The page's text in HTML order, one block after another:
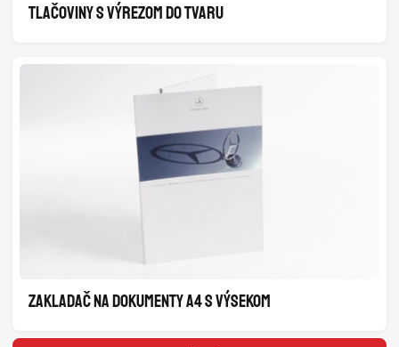
TLAČOVINY S VÝREZOM DO TVARU
ZAKLADAČ NA DOKUMENTY A4 S VÝSEKOM